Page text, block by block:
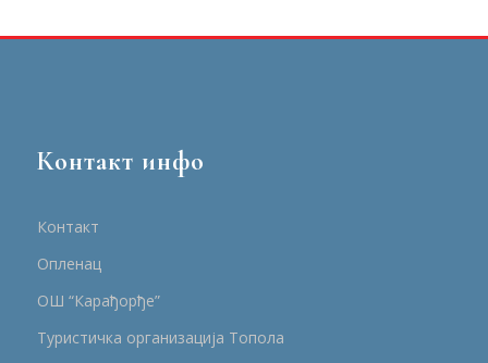
Контакт инфо
Контакт
Опленац
ОШ “Карађорђе”
Туристичка организација Топола